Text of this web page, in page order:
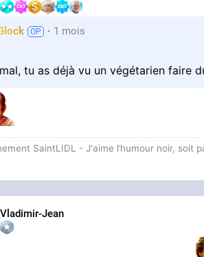
1 mois
tu as déjà vu un végétarien faire
SaintLIDL - J'aime l’humour noir, soit
Vladimir-Jean